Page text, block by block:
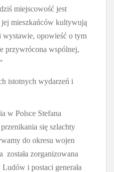
miejscowość jest
mieszkańców kultywują
wystawie, opowieść o tym
przywrócona wspólnej,
istotnych wydarzeń i
w Polsce Stefana
się szlachty
do okresu wojen
została zorganizowana
i postaci generała